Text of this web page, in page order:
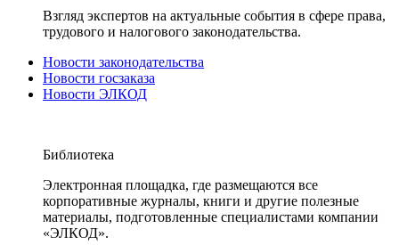
Взгляд экспертов на актуальные события в сфере права,
трудового и налогового законодательства.
Новости законодательства
Новости госзаказа
Новости ЭЛКОД
Библиотека
Электронная площадка, где размещаются все
корпоративные журналы, книги и другие полезные
материалы, подготовленные специалистами компании
«ЭЛКОД».